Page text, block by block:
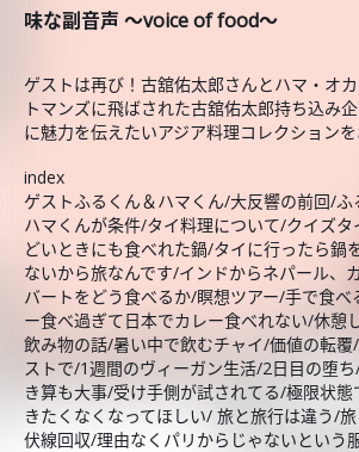
味な副音声 ～voice of food～
ゲストは再び！古舘佑太郎さんとハマ・オ
トマンズに飛ばされた古舘佑太郎持ち込み
に魅力を伝えたいアジア料理コレクションを
index
ゲストふるくん＆ハマくん/大反響の前回/
ハマくんが条件/タイ料理について/クイズ
どいときにも食べれた鍋/タイに行ったら鍋
ないから旅なんです/インドからネパール、
バートをどう食べるか/瞑想ツアー/手で食
ー食べ過ぎて日本でカレー食べれない/休憩
飲み物の話/暑い中で飲むチャイ/価値の転
ストで/1週間のヴィーガン生活/2日目の堕
き算も大事/受け手側が試されてる/極限状
きたくなくなってほしい/ 旅と旅行は違う/
伏線回収/理由なくパリからじゃないという